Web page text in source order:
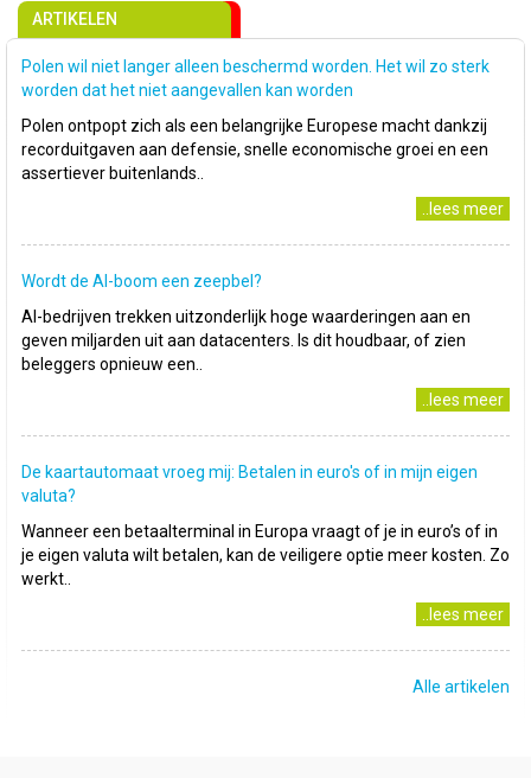
ARTIKELEN
Polen wil niet langer alleen beschermd worden. Het wil zo sterk
worden dat het niet aangevallen kan worden
Polen ontpopt zich als een belangrijke Europese macht dankzij
recorduitgaven aan defensie, snelle economische groei en een
assertiever buitenlands..
..lees meer
Wordt de AI-boom een zeepbel?
AI-bedrijven trekken uitzonderlijk hoge waarderingen aan en
geven miljarden uit aan datacenters. Is dit houdbaar, of zien
beleggers opnieuw een..
..lees meer
De kaartautomaat vroeg mij: Betalen in euro's of in mijn eigen
valuta?
Wanneer een betaalterminal in Europa vraagt of je in euro’s of in
je eigen valuta wilt betalen, kan de veiligere optie meer kosten. Zo
werkt..
..lees meer
Alle artikelen